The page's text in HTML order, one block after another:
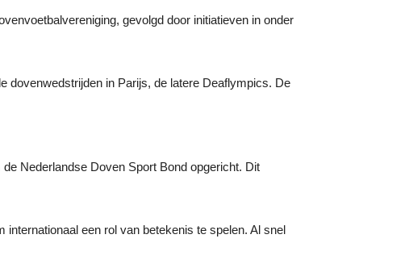
gevolgd door initiatieven in onder
dovenwedstrijden in Parijs, de latere Deaflympics. De
Nederlandse Doven Sport Bond opgericht. Dit
een rol van betekenis te spelen. Al snel